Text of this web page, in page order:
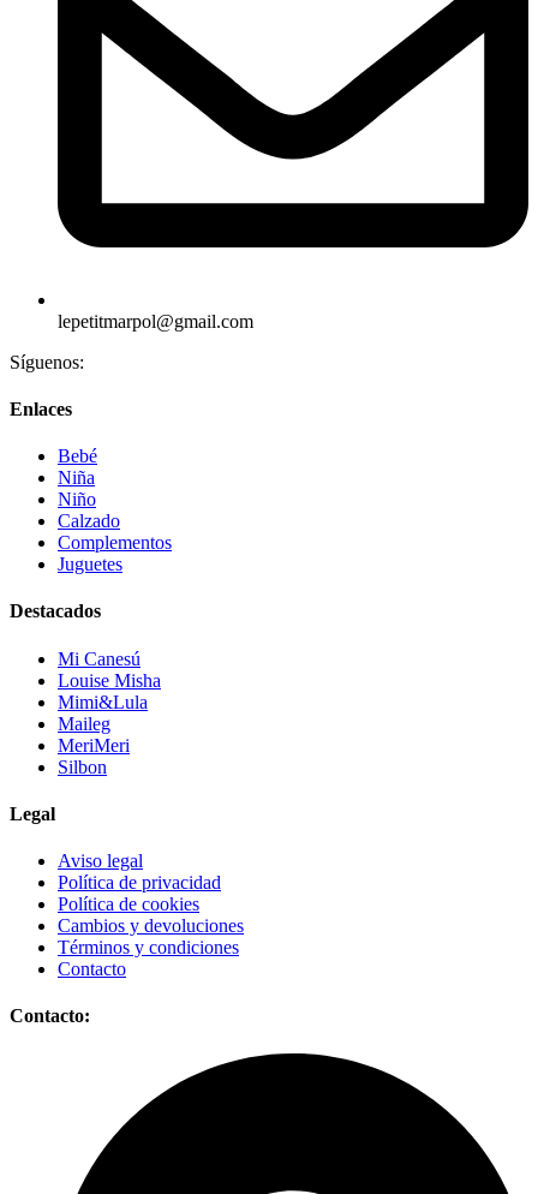
lepetitmarpol@gmail.com
Síguenos:
Enlaces
Bebé
Niña
Niño
Calzado
Complementos
Juguetes
Destacados
Mi Canesú
Louise Misha
Mimi&Lula
Maileg
MeriMeri
Silbon
Legal
Aviso legal
Política de privacidad
Política de cookies
Cambios y devoluciones
Términos y condiciones
Contacto
Contacto: